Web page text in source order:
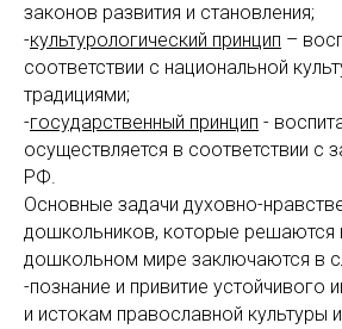
законов развития и становления;
-культурологический принцип –
соответствии с национальной
традициями;
-государственный принцип -
осуществляется в соответствии с
РФ.
Основные задачи духовно-
дошкольников, которые решаются
дошкольном мире заключаются в
-познание и привитие устойчивого
и истокам православной культуры